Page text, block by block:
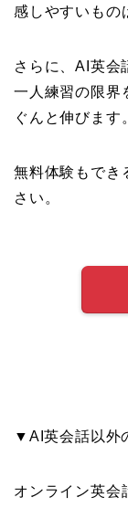
感しやすいもの
さらに、AI英会
一人練習の限界
ぐんと伸びます。
無料体験もでき
さい。
▼AI英会話以外
オンライン英会